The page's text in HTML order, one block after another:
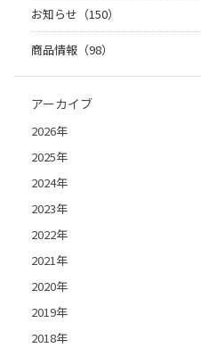
お知らせ（150）
商品情報（98）
アーカイブ
2026年
2025年
2024年
2023年
2022年
2021年
2020年
2019年
2018年